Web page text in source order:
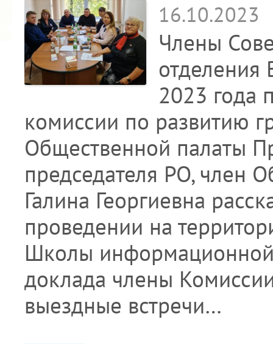
16.10.2023
Члены
отделения
2023 года
комиссии по развитию
Общественной палаты
председателя РО, член
Галина Георгиевна
проведении на
Школы информационной
доклада члены
выездные встречи…